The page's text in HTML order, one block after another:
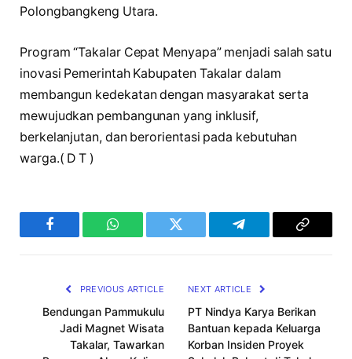
Polongbangkeng Utara.
Program “Takalar Cepat Menyapa” menjadi salah satu
inovasi Pemerintah Kabupaten Takalar dalam
membangun kedekatan dengan masyarakat serta
mewujudkan pembangunan yang inklusif,
berkelanjutan, dan berorientasi pada kebutuhan
warga.( D T )
Facebook WhatsAppTwitter Telegram
Copy
PREVIOUS ARTICLE
Bendungan Pammukulu
Jadi Magnet Wisata
Takalar, Tawarkan
NEXT ARTICLE
PT Nindya Karya Berikan
Bantuan kepada Keluarga
Korban Insiden Proyek